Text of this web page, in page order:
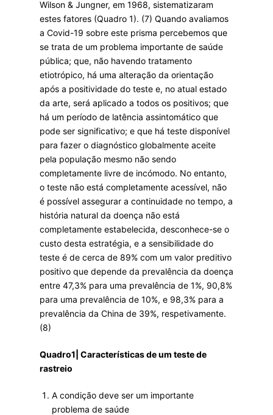
Wilson & Jungner, em 1968, sistematizaram
estes fatores (Quadro 1). (7) Quando avaliamos
a Covid-19 sobre este prisma percebemos que
se trata de um problema importante de saúde
pública; que, não havendo tratamento
etiotrópico, há uma alteração da orientação
após a positividade do teste e, no atual estado
da arte, será aplicado a todos os positivos; que
há um período de latência assintomático que
pode ser significativo; e que há teste disponível
para fazer o diagnóstico globalmente aceite
pela população mesmo não sendo
completamente livre de incómodo. No entanto,
o teste não está completamente acessível, não
é possível assegurar a continuidade no tempo, a
história natural da doença não está
completamente estabelecida, desconhece-se o
custo desta estratégia, e a sensibilidade do
teste é de cerca de 89% com um valor preditivo
positivo que depende da prevalência da doença
entre 47,3% para uma prevalência de 1%, 90,8%
para uma prevalência de 10%, e 98,3% para a
prevalência da China de 39%, respetivamente.
(8)
Quadro1| Características de um teste de
rastreio
A condição deve ser um importante
problema de saúde